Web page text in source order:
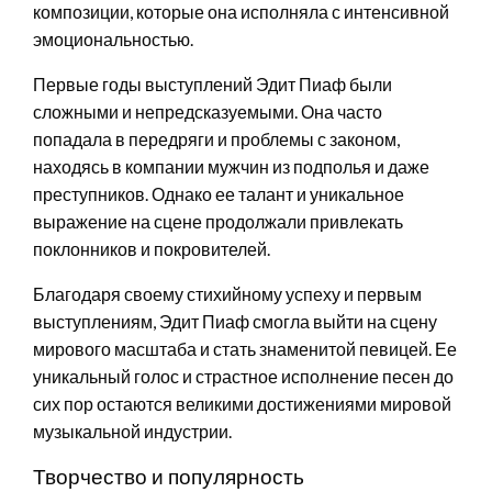
композиции, которые она исполняла с интенсивной
эмоциональностью.
Первые годы выступлений Эдит Пиаф были
сложными и непредсказуемыми. Она часто
попадала в передряги и проблемы с законом,
находясь в компании мужчин из подполья и даже
преступников. Однако ее талант и уникальное
выражение на сцене продолжали привлекать
поклонников и покровителей.
Благодаря своему стихийному успеху и первым
выступлениям, Эдит Пиаф смогла выйти на сцену
мирового масштаба и стать знаменитой певицей. Ее
уникальный голос и страстное исполнение песен до
сих пор остаются великими достижениями мировой
музыкальной индустрии.
Творчество и популярность